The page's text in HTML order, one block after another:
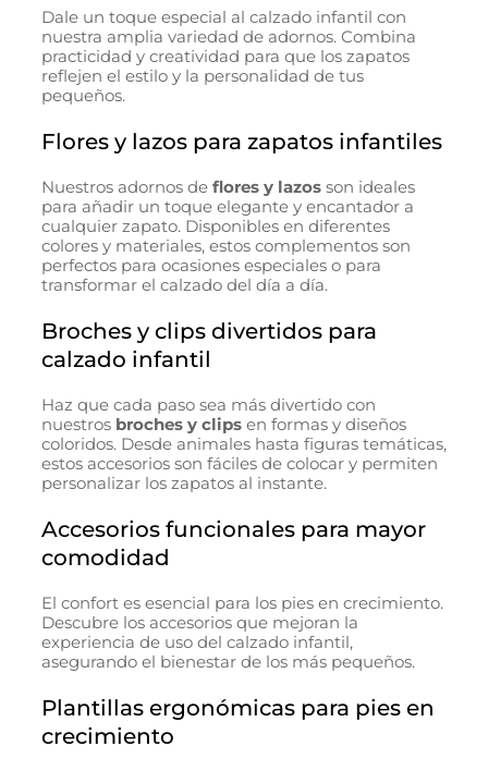
Dale un toque especial al calzado infantil con
nuestra amplia variedad de adornos. Combina
practicidad y creatividad para que los zapatos
reflejen el estilo y la personalidad de tus
pequeños.
Flores y lazos para zapatos infantiles
Nuestros adornos de flores y lazos son ideales
para añadir un toque elegante y encantador a
cualquier zapato. Disponibles en diferentes
colores y materiales, estos complementos son
perfectos para ocasiones especiales o para
transformar el calzado del día a día.
Broches y clips divertidos para
calzado infantil
Haz que cada paso sea más divertido con
nuestros broches y clips en formas y diseños
coloridos. Desde animales hasta figuras temáticas,
estos accesorios son fáciles de colocar y permiten
personalizar los zapatos al instante.
Accesorios funcionales para mayor
comodidad
El confort es esencial para los pies en crecimiento.
Descubre los accesorios que mejoran la
experiencia de uso del calzado infantil,
asegurando el bienestar de los más pequeños.
Plantillas ergonómicas para pies en
crecimiento